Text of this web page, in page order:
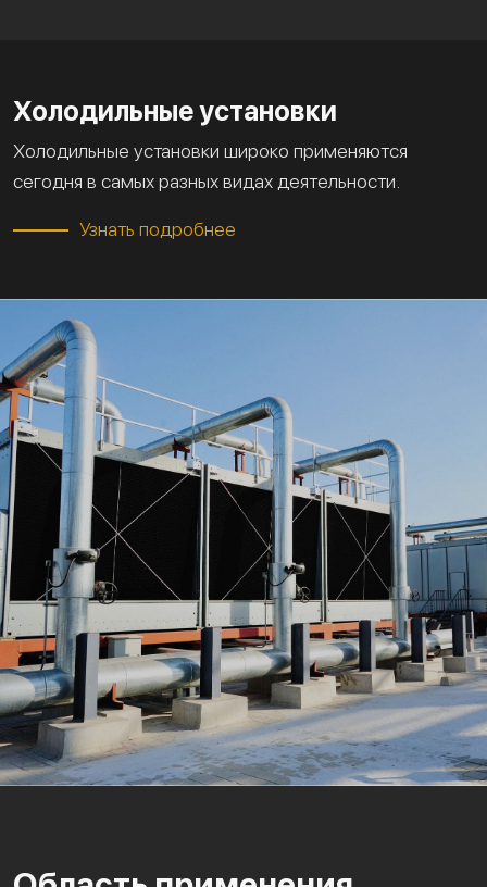
Холодильные установки
Холодильные установки широко применяются
сегодня в самых разных видах деятельности.
Узнать подробнее